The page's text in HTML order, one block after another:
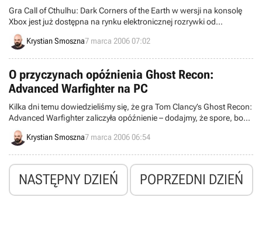
Gra Call of Cthulhu: Dark Corners of the Earth w wersji na konsolę
Xbox jest już dostępna na rynku elektronicznej rozrywki od
października ubiegłego roku. Po kilku miesiącach intensywnych prac
studia Headfirst Productions nad Pecetową edycją programu, firma
Krystian Smoszna7 marca 2006 07:02
O przyczynach opóźnienia Ghost Recon:
Advanced Warfighter na PC
Kilka dni temu dowiedzieliśmy się, że gra Tom Clancy’s Ghost Recon:
Advanced Warfighter zaliczyła opóźnienie – dodajmy, że spore, bo
premierę postanowiono przesunąć aż o dwa miesiące. Początkowo
przedstawiciele firmy UbiSoft nie informowali o przyczynach
wywiadzie, który rozesłano do większych serwisów internetowych.
Krystian Smoszna7 marca 2006 06:54
NASTĘPNY DZIEŃ POPRZEDNI DZIEŃ